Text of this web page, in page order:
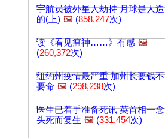
宇航员被外星人劫持 月球是人造
的(上) 🖼️ (858,247次)
读《看见瘟神……》有感 🖼️
(260,372次)
纽约州疫情最严重 加州长要钱不
要命 🖼️ (298,238次)
医生已着手准备死讯 英首相一念
头死而复生 🖼️ (331,454次)